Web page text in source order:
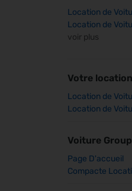
Location de
Location de
voir plus
Votre
Location de
Location de
Voiture
Page D'accueil
Compacte